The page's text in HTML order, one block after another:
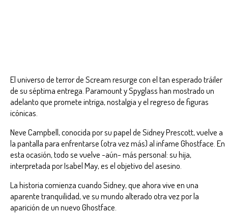
El universo de terror de Scream resurge con el tan esperado tráiler
de su séptima entrega. Paramount y Spyglass han mostrado un
adelanto que promete intriga, nostalgia y el regreso de figuras
icónicas.
Neve Campbell, conocida por su papel de Sidney Prescott, vuelve a
la pantalla para enfrentarse (otra vez más) al infame Ghostface. En
esta ocasión, todo se vuelve -aún- más personal: su hija,
interpretada por Isabel May, es el objetivo del asesino.
La historia comienza cuando Sidney, que ahora vive en una
aparente tranquilidad, ve su mundo alterado otra vez por la
aparición de un nuevo Ghostface.